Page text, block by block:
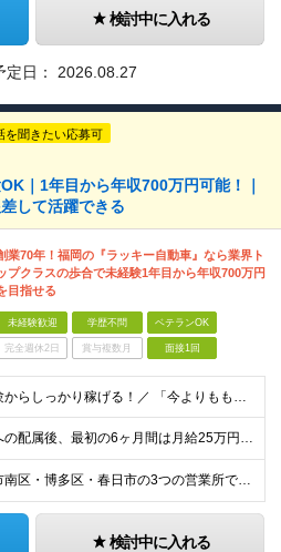
検討中に入れる
定日： 2026.08.27
を聞きたい応募可
｜1年目から年収700万円可能！｜
して活躍できる
業70年！福岡の『ラッキー自動車』なら業界ト
プクラスの歩合で未経験1年目から年収700万円
目指せる
未経験歓迎 学歴不問 ベテランOK
完全週休2日 賞与複数月 面接1回
＼未経験からしっかり稼げる！／ 「今よりももっと稼ぎたい」「未経験からドライバーデビューしたい」 そんな方にピッタリの環境です！ 【応募条件】 ◆普通自動車運転免許取得から3年以上経過している方 └
営業所への配属後、最初の6ヶ月間は月給25万円を最低保証いたします。 さらに、ご入社いただいた方には15万円～30万円の入社祝い金を支給いたします。 ▼配属後～6ヶ月間 日勤・隔日勤務：月給25万円
＼福岡市南区・博多区・春日市の3つの営業所で大募集！／ 【清水営業所】 福岡県福岡市南区清水1-23-14 【上牟田営業所】 福岡県福岡市博多区上牟田3-6-9 【春日営業所】 福岡県春日市昇町
検討中に入れる